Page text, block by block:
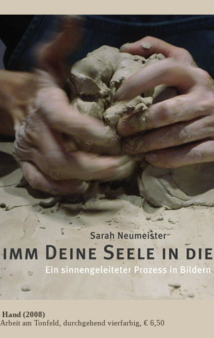
Hand (2008)
am Tonfeld, durchgehend vierfarbig, € 6,50